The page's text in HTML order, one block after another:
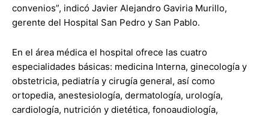
convenios”, indicó Javier Alejandro Gaviria Murillo,
gerente del Hospital San Pedro y San Pablo.
En el área médica el hospital ofrece las cuatro
especialidades básicas: medicina Interna, ginecología y
obstetricia, pediatría y cirugía general, así como
ortopedia, anestesiología, dermatología, urología,
cardiología, nutrición y dietética, fonoaudiología,